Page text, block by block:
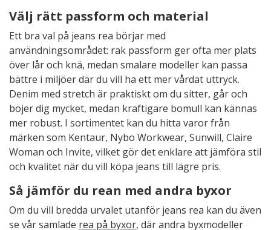
Välj rätt passform och material
Ett bra val på jeans rea börjar med
användningsområdet: rak passform ger ofta mer plats
över lår och knä, medan smalare modeller kan passa
bättre i miljöer där du vill ha ett mer vårdat uttryck.
Denim med stretch är praktiskt om du sitter, går och
böjer dig mycket, medan kraftigare bomull kan kännas
mer robust. I sortimentet kan du hitta varor från
märken som Kentaur, Nybo Workwear, Sunwill, Claire
Woman och Invite, vilket gör det enklare att jämföra stil
och kvalitet när du vill köpa jeans till lägre pris.
Så jämför du rean med andra byxor
Om du vill bredda urvalet utanför jeans rea kan du även
se vår samlade rea på byxor, där andra byxmodeller